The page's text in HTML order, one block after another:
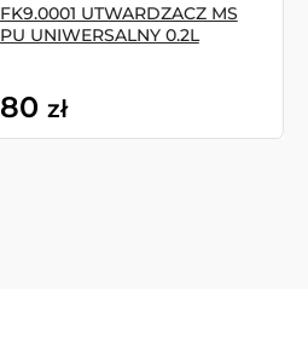
FK9.0001 UTWARDZACZ MS
PU UNIWERSALNY 0.2L
80 zł